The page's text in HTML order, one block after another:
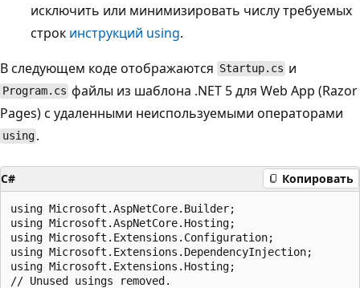
исключить или минимизировать числу требуемых
строк инструкций using.
В следующем коде отображаются Startup.cs и
Program.cs файлы из шаблона .NET 5 для Web App (Razor
Pages) с удаленными неиспользуемыми операторами
using .
C# Копировать
using Microsoft.AspNetCore.Builder;
using Microsoft.AspNetCore.Hosting;
using Microsoft.Extensions.Configuration;
using Microsoft.Extensions.DependencyInjection;
using Microsoft.Extensions.Hosting;
// Unused usings removed.